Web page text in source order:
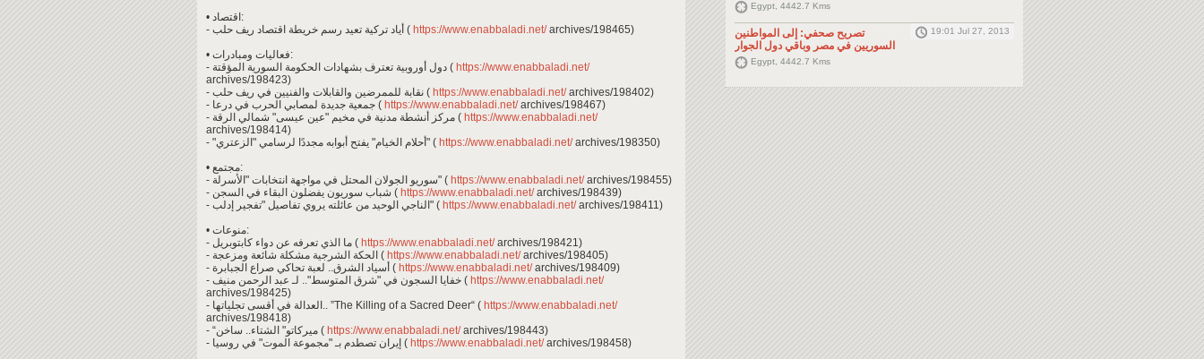
• اقتصاد:
- أياد تركية تعيد رسم خريطة اقتصاد ريف حلب ( https://www.enabbaladi.net/archives/198465)
• فعاليات ومبادرات:
- دول أوروبية تعترف بشهادات الحكومة السورية المؤقتة ( https://www.enabbaladi.net/
archives/198423)
- نقابة للممرضين والقابلات والفنيين في ريف حلب ( https://www.enabbaladi.net/archives/198402)
- جمعية جديدة لمصابي الحرب في درعا ( https://www.enabbaladi.net/archives/198467)
- مركز أنشطة مدنية في مخيم "عين عيسى" شمالي الرقة ( https://www.enabbaladi.net/
archives/198414)
- "أحلام الخيام" يفتح أبوابه مجددًا لرسامي "الزعتري" ( https://www.enabbaladi.net/archives/198350)
• مجتمع:
- سوريو الجولان المحتل في مواجهة انتخابات "الأسرلة" ( https://www.enabbaladi.net/archives/198455)
- شباب سوريون يفضلون البقاء في السجن ( https://www.enabbaladi.net/archives/198439)
- الناجي الوحيد من عائلته يروي تفاصيل "تفجير إدلب" ( https://www.enabbaladi.net/archives/198411)
• منوعات:
- ما الذي تعرفه عن دواء كابتوبريل ( https://www.enabbaladi.net/archives/198421)
- الحكة الشرجية مشكلة شائعة ومزعجة ( https://www.enabbaladi.net/archives/198405)
- أسياد الشرق.. لعبة تحاكي صراع الجبابرة ( https://www.enabbaladi.net/archives/198409)
- خفايا السجون في "شرق المتوسط".. لـ عبد الرحمن منيف ( https://www.enabbaladi.net/
archives/198425)
- العدالة في أقسى تجلياتها.. ”The Killing of a Sacred Deer“ ( https://www.enabbaladi.net/
archives/198418)
- “ميركاتو" الشتاء.. ساخن ( https://www.enabbaladi.net/archives/198443)
- إيران تصطدم بـ "مجموعة الموت" في روسيا ( https://www.enabbaladi.net/archives/198458)
Egypt, 4442.7 Kms
تصريح صحفي: إلى المواطنين
السوريين في مصر وباقي دول الجوار
19:01 Jul 27, 2013
Egypt, 4442.7 Kms